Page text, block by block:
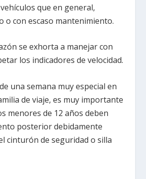
que en general,
o con escaso mantenimiento.
se exhorta a manejar con
los indicadores de velocidad.
una semana muy especial en
de viaje, es muy importante
menores de 12 años deben
posterior debidamente
cinturón de seguridad o silla